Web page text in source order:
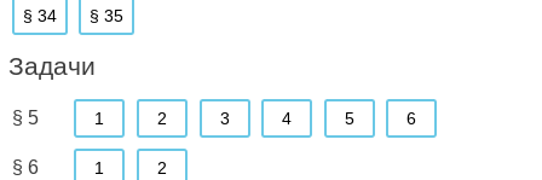
§ 34 § 35
Задачи
§ 5 1 2 3 4 5 6
§ 6 1 2